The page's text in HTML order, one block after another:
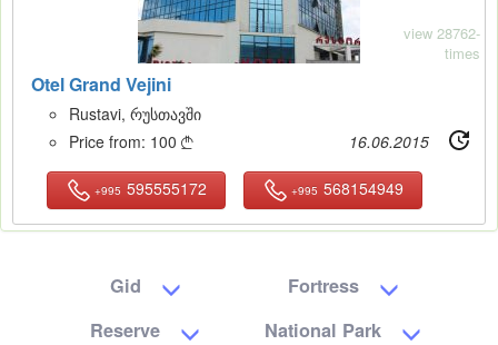
Otel Grand Vejini
view 28762-
times
Rustavi, რუსთავში
Price from: 100  16.06.2015
+995 595555172 +995 568154949
Gid
Fortress
Reserve
National Park